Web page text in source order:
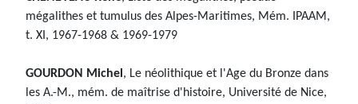
mégalithes et tumulus des Alpes-Maritimes, Mém. IPAAM,
t. XI, 1967-1968 & 1969-1979
GOURDON Michel , Le néolithique et l'Age du Bronze dans
les A.-M., mém. de maîtrise d'histoire, Université de Nice,